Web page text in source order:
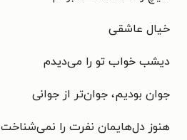
خیال عاشقی
دیشب خواب تو را می‌دیدم
جوان بودیم، جوان‌تر از جوانی
هنوز دل‌هایمان نفرت را نمی‌شناخت